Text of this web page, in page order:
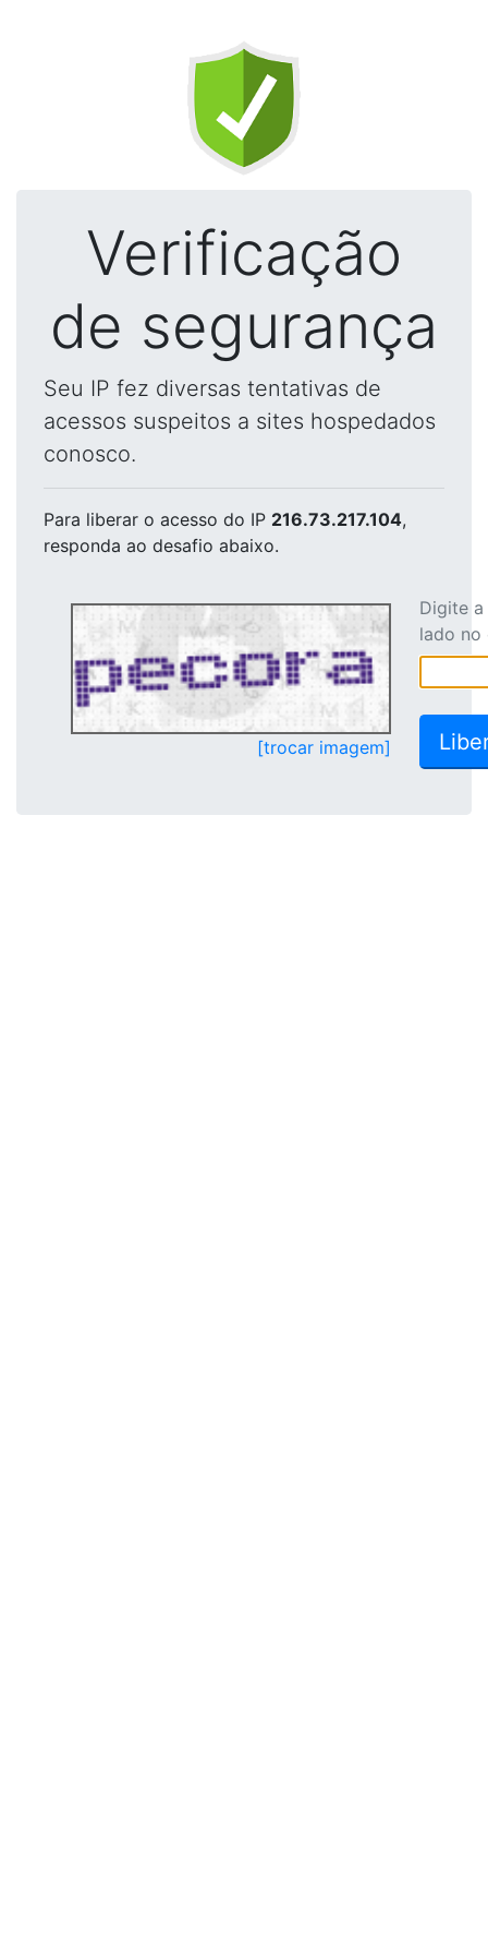
Verificação
de segurança
Seu IP fez diversas tentativas de
acessos suspeitos a sites hospedados
conosco.
Para liberar o acesso do IP 216.73.217.104,
responda ao desafio abaixo.
[trocar imagem]
Digite
lado no